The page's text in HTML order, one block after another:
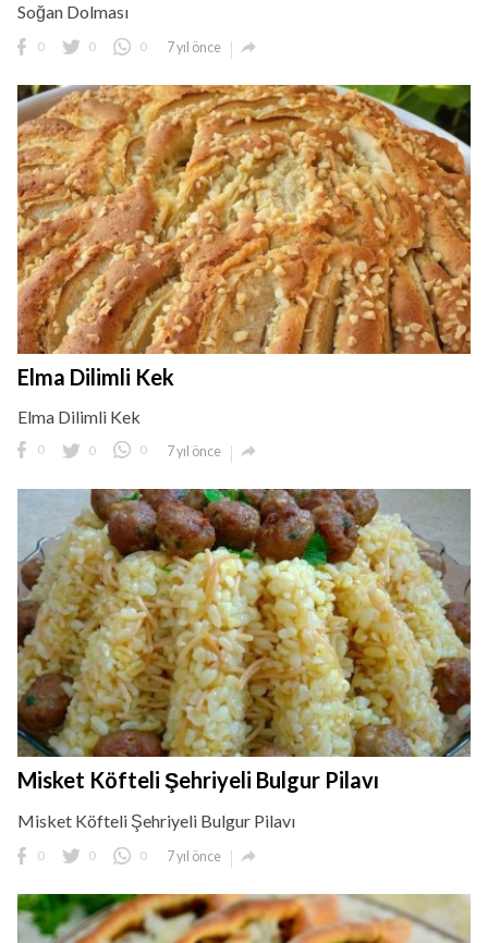
Soğan Dolması
0 0 0 7 yıl önce 
Elma Dilimli Kek
Elma Dilimli Kek
0 0 0 7 yıl önce 
Misket Köfteli Şehriyeli Bulgur Pilavı
Misket Köfteli Şehriyeli Bulgur Pilavı
0 0 0 7 yıl önce 